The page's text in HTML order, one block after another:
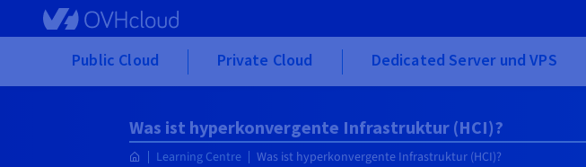
Skip to main content
Public Cloud Private Cloud Dedicated Server und VPS
Was ist hyperkonvergente Infrastruktur (HCI)?
Learning Centre Was ist hyperkonvergente Infrastruktur (HCI)?